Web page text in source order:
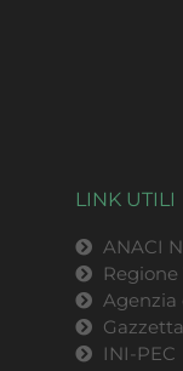
LINK UTILI
ANACI
Agenzia
INI-PEC